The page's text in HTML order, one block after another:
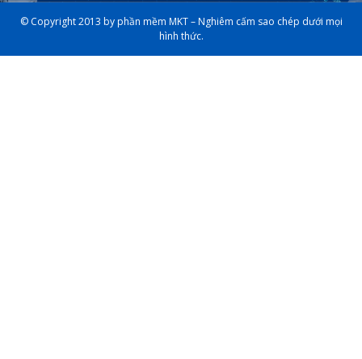
© Copyright 2013 by phần mềm MKT – Nghiêm cấm sao chép dưới mọi
hình thức.